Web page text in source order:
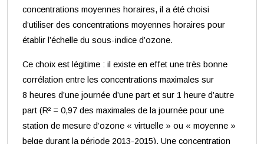
concentrations moyennes horaires, il a été choisi
d’utiliser des concentrations moyennes horaires pour
établir l’échelle du sous-indice d’ozone.
Ce choix est légitime : il existe en effet une très bonne
corrélation entre les concentrations maximales sur
8 heures d’une journée d’une part et sur 1 heure d’autre
part (R² = 0,97 des maximales de la journée pour une
station de mesure d’ozone « virtuelle » ou « moyenne »
belge durant la période 2013-2015). Une concentration